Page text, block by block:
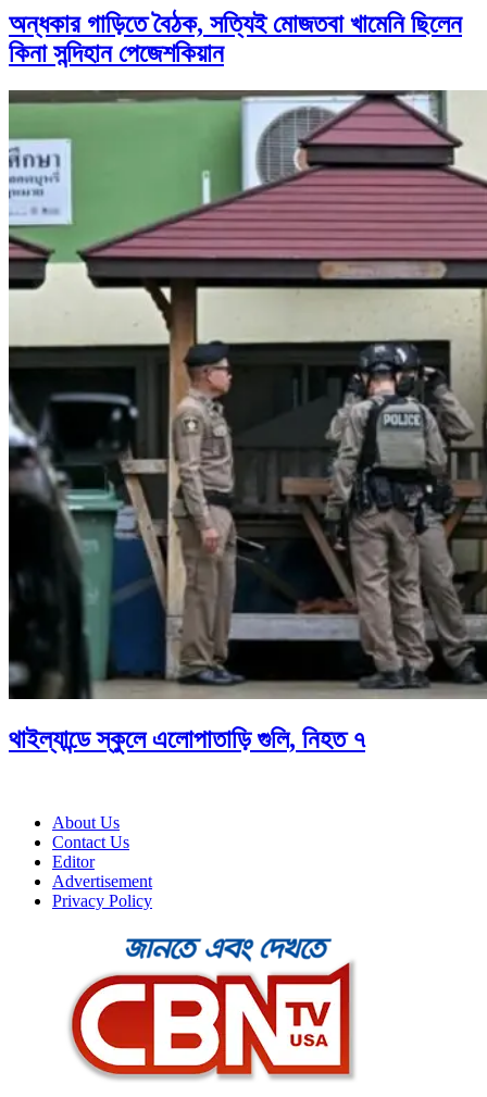
অন্ধকার গাড়িতে বৈঠক, সত্যিই মোজতবা খামেনি ছিলেন
কিনা সন্দিহান পেজেশকিয়ান
থাইল্যান্ডে স্কুলে এলোপাতাড়ি গুলি, নিহত ৭
About Us
Contact Us
Editor
Advertisement
Privacy Policy